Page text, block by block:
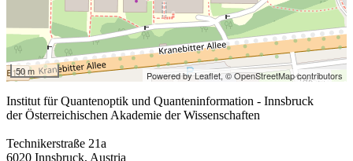
50 m Powered by Leaflet,© OpenStreetMap contributors
Institut für Quantenoptik und Quanteninformation - Innsbruck
der Österreichischen Akademie der Wissenschaften
Technikerstraße 21a
6020 Innsbruck, Austria